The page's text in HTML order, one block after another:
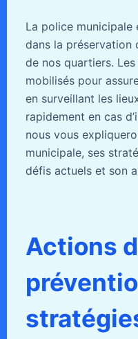
La police municipale
dans la préservation
de nos quartiers.
mobilisés pour
en surveillant les
rapidement en cas
nous vous
municipale, ses
défis actuels et son
Actions